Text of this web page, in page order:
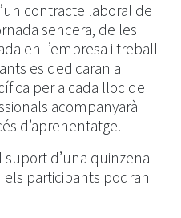
contracte laboral de
sencera, de les
en l’empresa i treball
es dedicaran a
per a cada lloc de
acompanyarà
d’aprenentatge.
d’una quinzena
participants podran